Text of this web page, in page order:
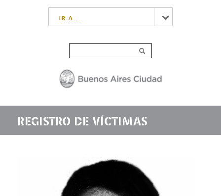
ir a...
REGISTRO DE VÍCTIMAS